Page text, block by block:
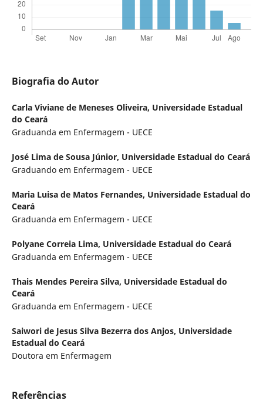
Biografia do Autor
Carla Viviane de Meneses Oliveira, Universidade Estadual
do Ceará
Graduanda em Enfermagem - UECE
José Lima de Sousa Júnior, Universidade Estadual do Ceará
Graduando em Enfermagem - UECE
Maria Luisa de Matos Fernandes, Universidade Estadual do
Ceará
Graduanda em Enfermagem - UECE
Polyane Correia Lima, Universidade Estadual do Ceará
Graduanda em Enfermagem - UECE
Thais Mendes Pereira Silva, Universidade Estadual do
Ceará
Graduanda em Enfermagem - UECE
Saiwori de Jesus Silva Bezerra dos Anjos, Universidade
Estadual do Ceará
Doutora em Enfermagem
Referências